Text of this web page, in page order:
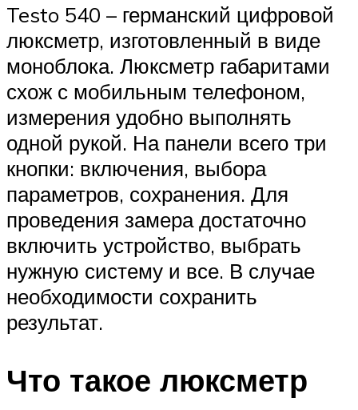
Testo 540 – германский цифровой
люксметр, изготовленный в виде
моноблока. Люксметр габаритами
схож с мобильным телефоном,
измерения удобно выполнять
одной рукой. На панели всего три
кнопки: включения, выбора
параметров, сохранения. Для
проведения замера достаточно
включить устройство, выбрать
нужную систему и все. В случае
необходимости сохранить
результат.
Что такое люксметр